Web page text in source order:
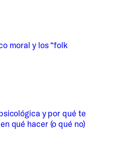
moral y los “folk
y por qué te
qué hacer (o qué no)